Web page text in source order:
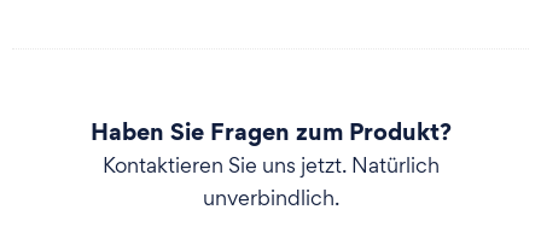
Haben Sie Fragen zum Produkt?
Kontaktieren Sie uns jetzt. Natürlich
unverbindlich.